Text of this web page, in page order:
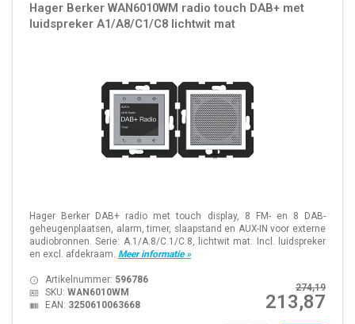
Hager Berker WAN6010WM radio touch DAB+ met
luidspreker A1/A8/C1/C8 lichtwit mat
Hager Berker DAB+ radio met touch display, 8 FM- en 8 DAB-
geheugenplaatsen, alarm, timer, slaapstand en AUX-IN voor externe
audiobronnen. Serie: A.1/A.8/C.1/C.8, lichtwit mat. Incl. luidspreker
en excl. afdekraam. Meer informatie »
274,19
213,87
Artikelnummer: 596786
SKU: WAN6010WM
EAN: 3250610063668